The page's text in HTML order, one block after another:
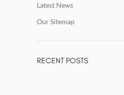
Latest News
Our Sitemap
RECENT POSTS